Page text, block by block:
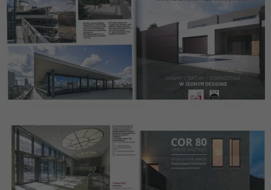
zainteresowania i
zachowania
podczas
odwiedzania naszej
strony, zwiększasz
szansę na
zobaczenie
spersonalizowanych